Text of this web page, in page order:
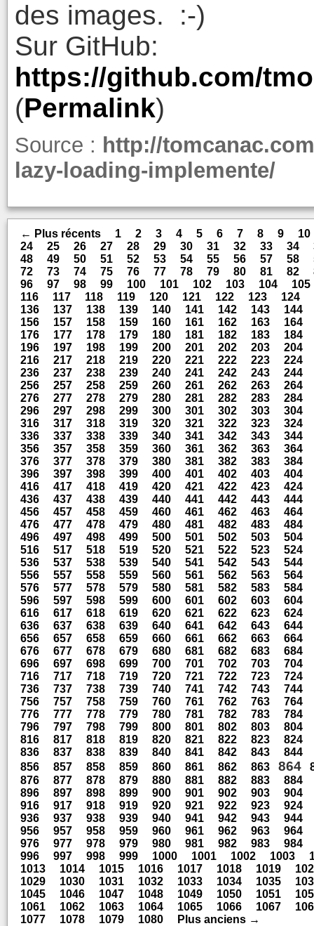
des images. :-)
Sur GitHub:
https://github.com/
(Permalink)
Source : http://
lazy-loading-implemente/
← Plus récents 1 2 3 4 5 6 7 8 9
10
24
25 26 27 28 29 30 31 32 33 34
48
49 50 51 52 53 54 55 56 57 58
72
73 74 75 76 77 78 79 80 81 82
96
97 98 99 100 101 102 103 104
105
116
117 118 119 120 121 122 123 124
136
137 138 139 140 141 142 143
144
156
157 158 159 160 161 162 163
164
176
177 178 179 180 181 182 183
184
196
197 198 199 200 201 202 203
204
216
217 218 219 220 221 222 223
224
236
237 238 239 240 241 242 243
244
256
257 258 259 260 261 262 263
264
276
277 278 279 280 281 282 283
284
296
297 298 299 300 301 302 303
304
316
317 318 319 320 321 322 323
324
336
337 338 339 340 341 342 343
344
356
357 358 359 360 361 362 363
364
376
377 378 379 380 381 382 383
384
396
397 398 399 400 401 402 403
404
416
417 418 419 420 421 422 423
424
436
437 438 439 440 441 442 443
444
456
457 458 459 460 461 462 463
464
476
477 478 479 480 481 482 483
484
496
497 498 499 500 501 502 503
504
516
517 518 519 520 521 522 523
524
536
537 538 539 540 541 542 543
544
556
557 558 559 560 561 562 563
564
576
577 578 579 580 581 582 583
584
596
597 598 599 600 601 602 603
604
616
617 618 619 620 621 622 623
624
636
637 638 639 640 641 642 643
644
656
657 658 659 660 661 662 663
664
676
677 678 679 680 681 682 683
684
696
697 698 699 700 701 702 703
704
716
717 718 719 720 721 722 723
724
736
737 738 739 740 741 742 743
744
756
757 758 759 760 761 762 763
764
776
777 778 779 780 781 782 783
784
796
797 798 799 800 801 802 803
804
816
817 818 819 820 821 822 823
824
836
837 838 839 840 841 842 843
844
856
857 858 859 860 861 862 863 864
876
877 878 879 880 881 882 883
884
896
897 898 899 900 901 902 903
904
916
917 918 919 920 921 922 923
924
936
937 938 939 940 941 942 943
944
956
957 958 959 960 961 962 963
964
976
977 978 979 980 981 982 983
984
996
997 998 999 1000 1001 1002 1003
1013
1014 1015 1016 1017 1018 1019
1029
1030 1031 1032 1033 1034 1035
1045
1046 1047 1048 1049 1050 1051
1061
1062 1063 1064 1065 1066 1067
1077
1078 1079 1080 Plus anciens →